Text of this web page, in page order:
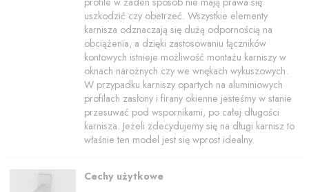
uszkodzić czy obetrzeć. Wszystkie elementy
karnisza odznaczają się dużą odpornością na
obciążenia, a dzięki zastosowaniu łączników
kontowych istnieje możliwość montażu karniszy w
oknach narożnych czy we wnękach wykuszowych.
W przypadku karniszy opartych na aluminiowych
profilach zasłony i firany okienne jesteśmy w stanie
przesuwać pod wspornikami, po całej długości
karnisza. Jeżeli zdecydujemy się na długi karnisz to
właśnie ten model jest się wprost idealny.
Cechy użytkowe